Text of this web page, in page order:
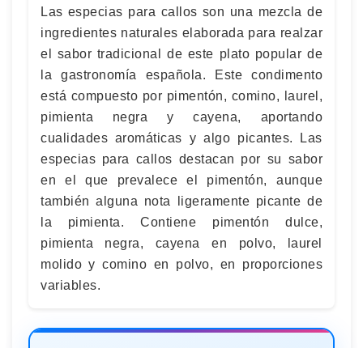
Las especias para callos son una mezcla de
ingredientes naturales elaborada para realzar
el sabor tradicional de este plato popular de
la gastronomía española. Este condimento
está compuesto por pimentón, comino, laurel,
pimienta negra y cayena, aportando
cualidades aromáticas y algo picantes. Las
especias para callos destacan por su sabor
en el que prevalece el pimentón, aunque
también alguna nota ligeramente picante de
la pimienta. Contiene pimentón dulce,
pimienta negra, cayena en polvo, laurel
molido y comino en polvo, en proporciones
variables.